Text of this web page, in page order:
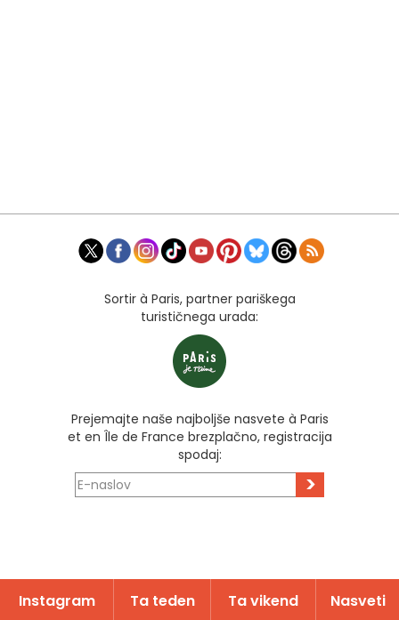
Sortir à Paris, partner pariškega
turističnega urada:
Prejemajte naše najboljše nasvete à Paris
et en Île de France brezplačno, registracija
spodaj:
>
Instagram Ta teden Ta vikend Nasveti